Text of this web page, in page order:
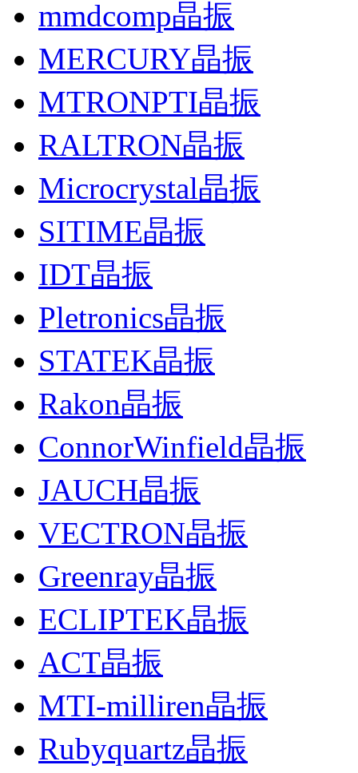
mmdcomp晶振
MERCURY晶振
MTRONPTI晶振
RALTRON晶振
Microcrystal晶振
SITIME晶振
IDT晶振
Pletronics晶振
STATEK晶振
Rakon晶振
ConnorWinfield晶振
JAUCH晶振
VECTRON晶振
Greenray晶振
ECLIPTEK晶振
ACT晶振
MTI-milliren晶振
Rubyquartz晶振